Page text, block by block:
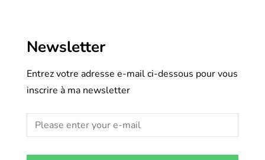
Newsletter
Entrez votre adresse e-mail ci-dessous pour vous
inscrire à ma newsletter